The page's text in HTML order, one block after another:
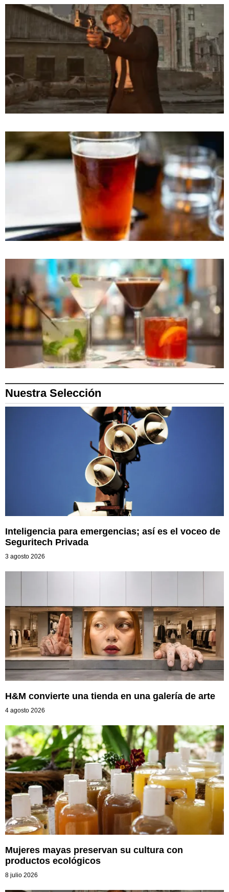
Nuestra Selección
Inteligencia para emergencias; así es el voceo de
Seguritech Privada
3 agosto 2026
H&M convierte una tienda en una galería de arte
4 agosto 2026
Mujeres mayas preservan su cultura con
productos ecológicos
8 julio 2026